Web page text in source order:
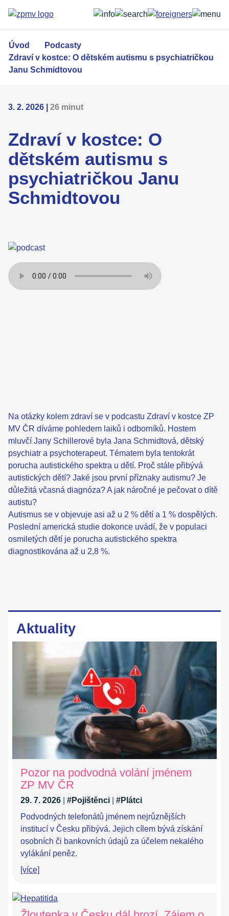
obsahu
Úvod
Podcasty
Zdraví v kostce: O dětském autismu s psychiatričkou
Janu Schmidtovou
3. 2. 2026 26 minut
Zdraví v kostce: O
dětském autismu s
psychiatričkou Janu
Schmidtovou
Na otázky kolem zdraví se v podcastu Zdraví v kostce ZP
MV ČR díváme pohledem laiků i odborníků. Hostem
mluvčí Jany Schillerové byla Jana Schmidtová, dětský
psychiatr a psychoterapeut. Tématem byla tentokrát
porucha autistického spektra u dětí. Proč stále přibývá
autistických dětí? Jaké jsou první příznaky autismu? Je
důležitá včasná diagnóza? A jak náročné je pečovat o dítě
autistu?
Autismus se v objevuje asi až u 2 % dětí a 1 % dospělých.
Poslední americká studie dokonce uvádí, že v populaci
osmiletých dětí je porucha autistického spektra
diagnostikována až u 2,8 %.
Aktuality
Pozor na podvodná volání jménem
ZP MV ČR
29. 7. 2026 #Pojištěnci
#Plátci
Podvodných telefonátů jménem nejrůznějších
institucí v Česku přibývá. Jejich cílem bývá získání
osobních či bankovních údajů za účelem nekalého
vylákání peněz.
[více]